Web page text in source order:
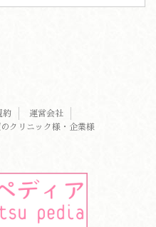
約
運営会社
クリニック様・企業様